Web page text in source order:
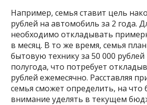
Например, семья ставит цель
рублей на автомобиль за 2 года.
необходимо откладывать
в месяц. В то же время, семья
бытовую технику за 50 000 рублей
полугода, что потребует
рублей ежемесячно. Расставляя
семья сможет определить, на что
внимание уделять в текущем